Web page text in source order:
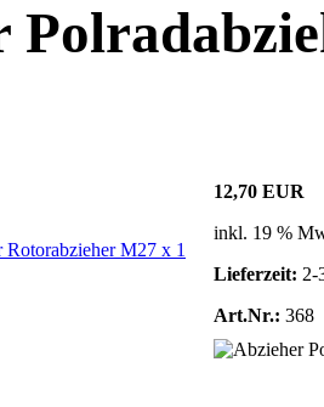
12,70 EUR
inkl. 19 %
Lieferzeit: 2-
Art.Nr.: 368